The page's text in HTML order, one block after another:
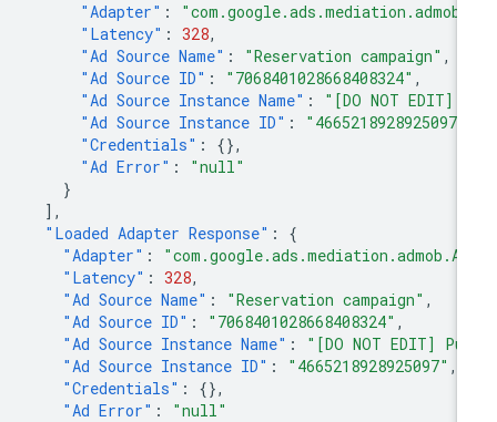
"Adapter":
"Latency": 328
"Ad Source Name": "Reservation campaign"
"Ad Source ID" : "7068401028668408324"
"Ad Source Instance Name" : "[DO NOT
"Ad Source Instance ID" : "4665218928925097"
"Credentials":
"Ad Error": "null"
"Loaded Adapter Response"
"Adapter":
"Latency": 328
"Ad Source Name": "Reservation campaign"
"Ad Source ID" : "7068401028668408324"
"Ad Source Instance Name" : "[DO NOT EDIT]
"Ad Source Instance ID" : "4665218928925097"
"Credentials":
"Ad Error": "null"